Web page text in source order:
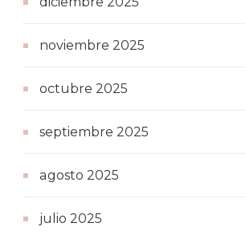
noviembre 2025
octubre 2025
septiembre 2025
agosto 2025
julio 2025